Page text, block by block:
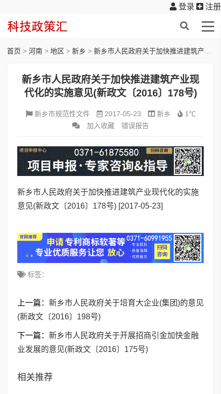
登录 注册
首页 > 河南 > 地区 > 新乡 > 新乡市人民政府关于加快推进建筑产业现代化的实施意见(新政文〔2016〕178号)
新乡市人民政府关于加快推进建筑产业现
代化的实施意见(新政文〔2016〕178号)
新乡市规范性文件 2017-05-23 新乡
1℃
加入收藏
错误报告
新乡市人民政府关于加快推进建筑产业现代化的实施
意见(新政文〔2016〕178号) [2017-05-23]
标签：
上一篇： 新乡市人民政府关于培育大企业(集团)的意见
(新政文〔2016〕198号)
下一篇： 新乡市人民政府关于开展招商引金加快金融
业发展的意见(新政文〔2016〕175号)
相关推荐